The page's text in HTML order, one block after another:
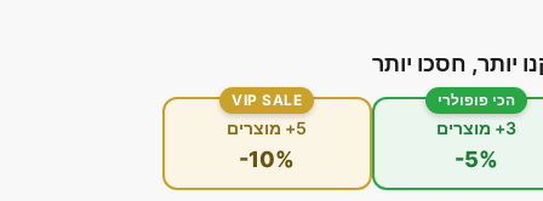
יותר, חסכו יותר
הכי פופולרי
3+ מוצרים
-5%
VIP SALE
5+ מוצרים
-10%